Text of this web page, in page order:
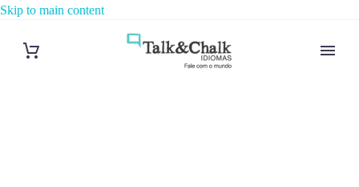
Skip to main content